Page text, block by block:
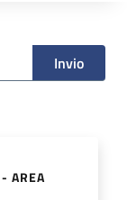
Invio
AREA